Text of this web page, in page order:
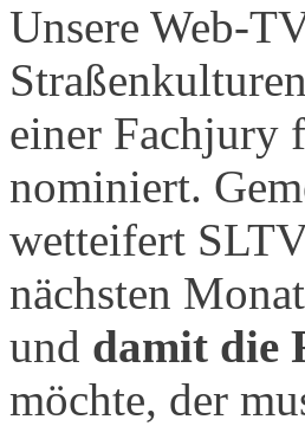
Unsere Web-
einer Fachjury
nominiert.
wetteifert
nächsten
und damit die
möchte, der